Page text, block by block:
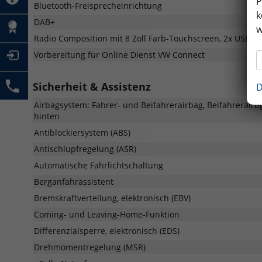
Bluetooth-Freisprecheinrichtung
DAB+
Radio Composition mit 8 Zoll Farb-Touchscreen, 2x USB
Vorbereitung für Online Dienst VW Connect
Sicherheit & Assistenz
Airbagsystem: Fahrer- und Beifahrerairbag,
hinten
Antiblockiersystem (ABS)
Antischlupfregelung (ASR)
Automatische Fahrlichtschaltung
Berganfahrassistent
Bremskraftverteilung, elektronisch (EBV)
Coming- und Leaving-Home-Funktion
Differenzialsperre, elektronisch (EDS)
Drehmomentregelung (MSR)